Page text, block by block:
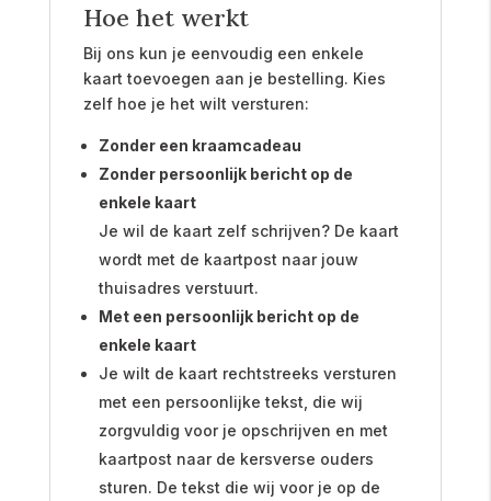
Hoe het werkt
Bij ons kun je eenvoudig een enkele
kaart toevoegen aan je bestelling. Kies
zelf hoe je het wilt versturen:
Zonder een kraamcadeau
Zonder persoonlijk bericht op de
enkele kaart
Je wil de kaart zelf schrijven? De kaart
wordt met de kaartpost naar jouw
thuisadres verstuurt.
Met een persoonlijk bericht op de
enkele kaart
Je wilt de kaart rechtstreeks versturen
met een persoonlijke tekst, die wij
zorgvuldig voor je opschrijven en met
kaartpost naar de kersverse ouders
sturen. De tekst die wij voor je op de